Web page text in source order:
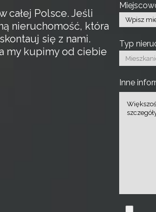
całej Polsce. Jeśli
nieruchomość, która
się z nami.
my kupimy od ciebie
Typ
Inne